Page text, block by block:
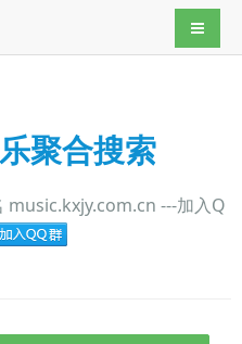
导航切
聚合搜索
music.kxjy.com.cn ---加入Q